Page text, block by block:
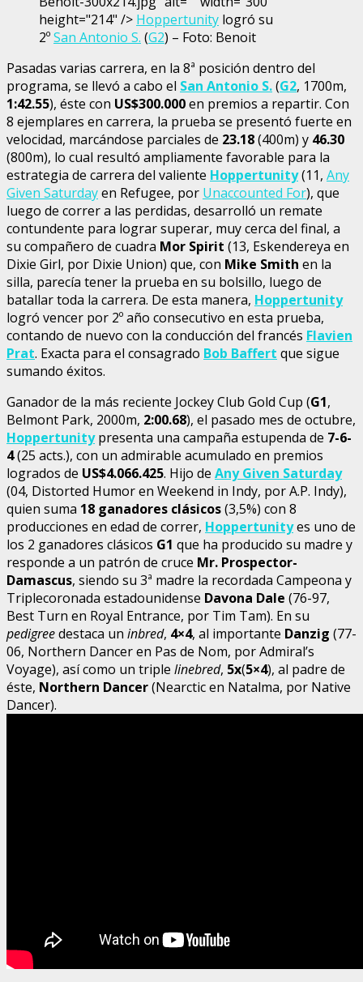
height="214" /> Hoppertunity logró su
2ºSan Antonio S. (G2) – Foto: Benoit
Pasadas varias carrera, en la 8ª posición dentro del
programa, se llevó a cabo el San Antonio S.(G2, 1700m,
1:42.55), éste con US$300.000en premios a repartir. Con
8 ejemplares en carrera, la prueba se presentó fuerte en
velocidad, marcándose parciales de 23.18(400m) y 46.30
(800m), lo cual resultó ampliamente favorable para la
estrategia de carrera del valiente Hoppertunity(11, Any
Given Saturdayen Refugee, por Unaccounted For), que
luego de correr a las perdidas, desarrolló un remate
contundente para lograr superar, muy cerca del final, a
su compañero de cuadra Mor Spirit (13, Eskendereya en
Dixie Girl, por Dixie Union) que, con Mike Smith en la
silla, parecía tener la prueba en su bolsillo, luego de
batallar toda la carrera. De esta manera, Hoppertunity
logró vencer por 2º año consecutivo en esta prueba,
contando de nuevo con la conducción del francés Flavien
Prat. Exacta para el consagrado Bob Baffert que sigue
sumando éxitos.
Ganador de la más reciente Jockey Club Gold Cup (G1,
Belmont Park, 2000m, 2:00.68), el pasado mes de octubre,
Hoppertunitypresenta una campaña estupenda de 7-6-
4(25 acts.), con un admirable acumulado en premios
logrados de US$4.066.425. Hijo de Any Given Saturday
(04, Distorted Humor en Weekend in Indy, por A.P. Indy),
quien suma 18 ganadores clásicos(3,5%) con 8
producciones en edad de correr, Hoppertunityes uno de
los 2 ganadores clásicos G1 que ha producido su madre y
responde a un patrón de cruce Mr. Prospector-
Damascus, siendo su 3ª madre la recordada Campeona y
Triplecoronada estadounidense Davona Dale (76-97,
Best Turn en Royal Entrance, por Tim Tam). En su
pedigreedestaca un inbred, 4×4, al importante Danzig (77-
06, Northern Dancer en Pas de Nom, por Admiral’s
Voyage), así como un triple linebred, 5x(5×4), al padre de
éste, Northern Dancer(Nearctic en Natalma, por Native
Dancer).